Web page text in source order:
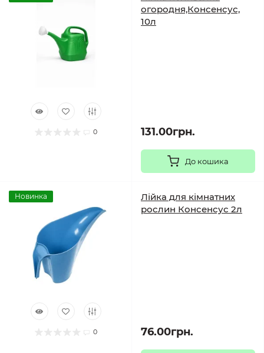
0
огородня,Консенсус,
10л
131.00грн.
До кошика
Новинка
0
Лійка для кімнатних
рослин Консенсус 2л
76.00грн.